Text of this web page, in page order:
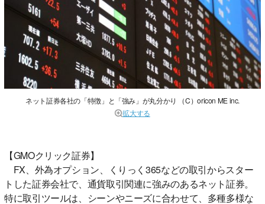
ネット証券各社の「特徴」と「強み」が丸分かり （C）oricon ME inc.
拡大する
【GMOクリック証券】
FX、外為オプション、くりっく365などの取引からスター
トした証券会社で、通貨取引関連に強みのあるネット証券。
特に取引ツールは、シーンやニーズに合わせて、多種多様な